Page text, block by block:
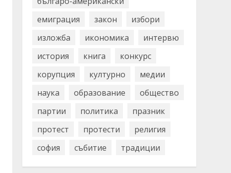
емиграция
закон
избори
изложба
икономика
интервю
история
книга
конкурс
корупция
културно
медии
наука
образование
общество
партии
политика
празник
протест
протести
религия
софия
събитие традиции